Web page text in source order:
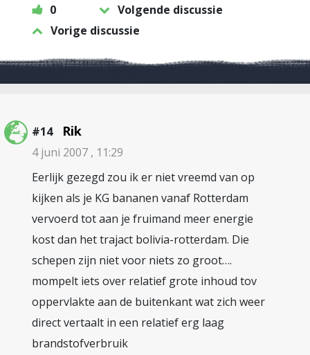
0
Volgende discussie
Vorige discussie
#14 Rik
4 juni 2007 , 11:29
Eerlijk gezegd zou ik er niet vreemd van op
kijken als je KG bananen vanaf Rotterdam
vervoerd tot aan je fruimand meer energie
kost dan het trajact bolivia-rotterdam. Die
schepen zijn niet voor niets zo groot….
mompelt iets over relatief grote inhoud tov
oppervlakte aan de buitenkant wat zich weer
direct vertaalt in een relatief erg laag
brandstofverbruik